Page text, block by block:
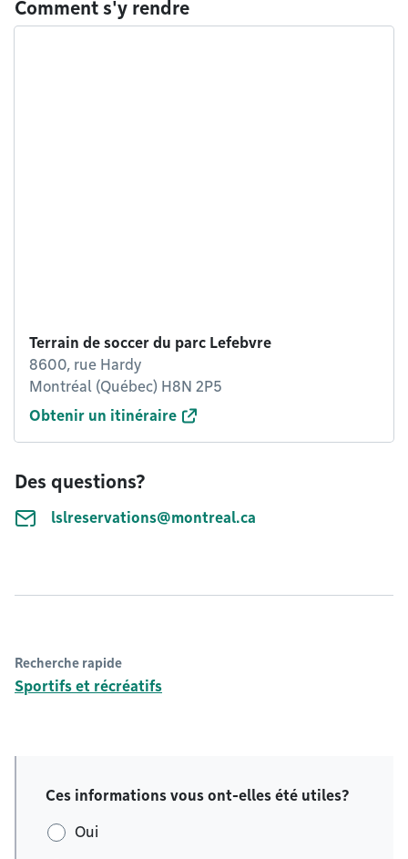
Comment s'y rendre
Terrain de soccer du parc Lefebvre
8600, rue Hardy
Montréal (Québec) H8N 2P5
Obtenir un itinéraire
Des questions?
lslreservations@montreal.ca
Recherche rapide
Sportifs et récréatifs
Ces informations vous ont-elles été utiles?
Oui